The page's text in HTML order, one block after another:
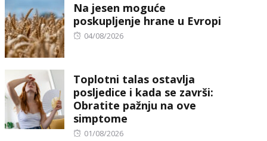
Na jesen moguće
poskupljenje hrane u Evropi
Posted
04/08/2026
Toplotni talas ostavlja
posljedice i kada se završi:
Obratite pažnju na ove
simptome
Posted
01/08/2026